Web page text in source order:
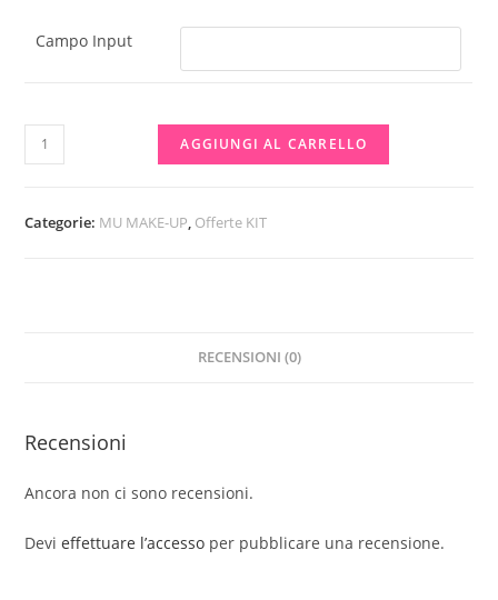
Campo Input
COPPIA
IN
💥
FASICO
quantità
AGGIUNGI AL CARRELLO
Categorie: MU MAKE-UP, Offerte KIT
RECENSIONI (0)
Recensioni
Ancora non ci sono recensioni.
Devieffettuare l’accesso per pubblicare una recensione.